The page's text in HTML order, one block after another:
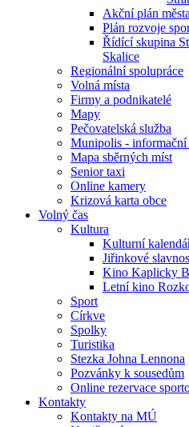
Akční plán města
Plán rozvoje
Řídící skupina
Skalice
Regionální spolupráce
Volná místa
Firmy a podnikatelé
Mapy
Pečovatelská služba
Munipolis - informační
Mapa sběrných míst
Senior taxi
Online kamery
Krizová karta obce
Volný čas
Kultura
Kulturní
Jiřinkové
Kino Kaplicky
Letní kino
Sport
Církve
Spolky
Turistika
Stezka Johna Lennona
Pozvánky k sousedům
Online rezervace
Kontakty
Kontakty na MÚ